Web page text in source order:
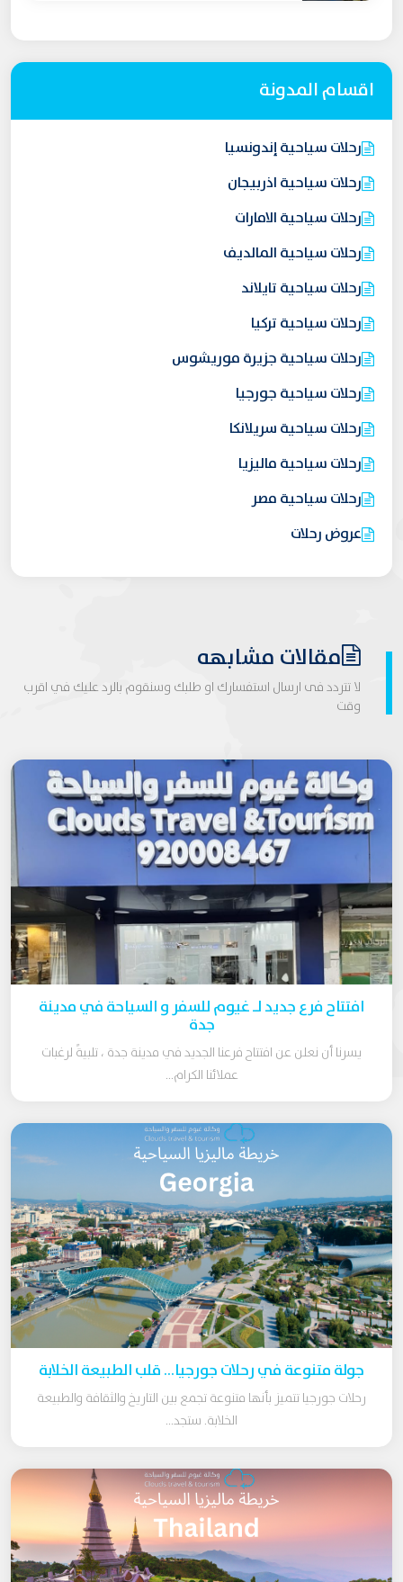
اقسام المدونة
رحلات سياحية إندونسيا
رحلات سياحية اذربيجان
رحلات سياحية الامارات
رحلات سياحية المالديف
رحلات سياحية تايلاند
رحلات سياحية تركيا
رحلات سياحية جزيرة موريشوس
رحلات سياحية جورجيا
رحلات سياحية سريلانكا
رحلات سياحية ماليزيا
رحلات سياحية مصر
عروض رحلات
مقالات مشابهه
لا تتردد فى ارسال استفسارك او طلبك وسنقوم بالرد عليك في اقرب
وقت
افتتاح فرع جديد لـ غيوم للسفر و السياحة في مدينة
جدة
يسرنا أن نعلن عن افتتاح فرعنا الجديد في مدينة جدة ، تلبيةً لرغبات
عملائنا الكرام...
جولة متنوعة في رحلات جورجيا… قلب الطبيعة الخلابة
رحلات جورجيا تتميز بأنها متنوعة تجمع بين التاريخ والثقافة والطبيعة
الخلابة. ستجد...